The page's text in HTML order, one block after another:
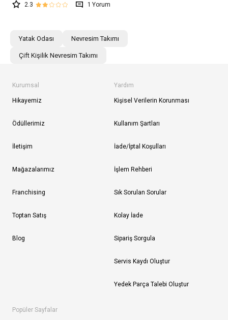
2.3 1
Yatak Odası Nevresim Takımı
Çift Kişilik Nevresim Takımı
Kurumsal
Hikayemiz
Ödüllerimiz
İletişim
Mağazalarımız
Franchising
Toptan Satış
Blog
Yardım
Kişisel Verilerin Korunması
Kullanım Şartları
İade/İptal Koşulları
İşlem Rehberi
Sık Sorulan Sorular
Kolay İade
Sipariş Sorgula
Servis Kaydı Oluştur
Yedek Parça Talebi Oluştur
Popüler Sayfalar